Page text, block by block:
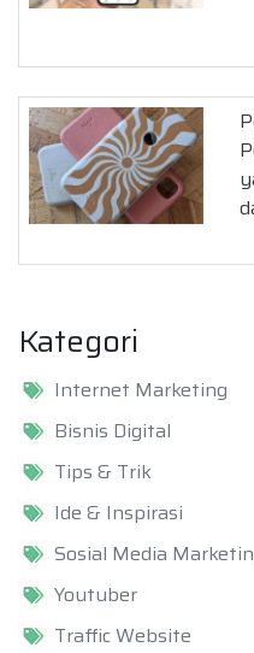
Kategori
Internet Marketing
Bisnis Digital
Tips & Trik
Ide & Inspirasi
Sosial Media
Youtuber
Traffic Website